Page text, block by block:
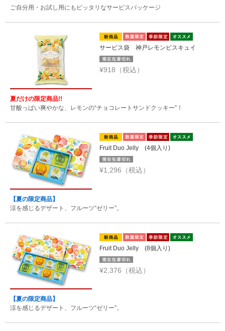
ご自分用・お試し用にもピッタリなサービスパッケージ
サービス袋 神戸レモンビスキュイ
¥918（税込）
夏だけの限定商品!!
甘酸っぱい爽やかな、レモンの“チョコレートサンドクッキー”！
Fruit Duo Jelly (4個入り)
¥1,296（税込）
【夏の限定商品】
涼を感じるデザート、フルーツ“ゼリー”。
Fruit Duo Jelly (8個入り)
¥2,376（税込）
【夏の限定商品】
涼を感じるデザート、フルーツ“ゼリー”。